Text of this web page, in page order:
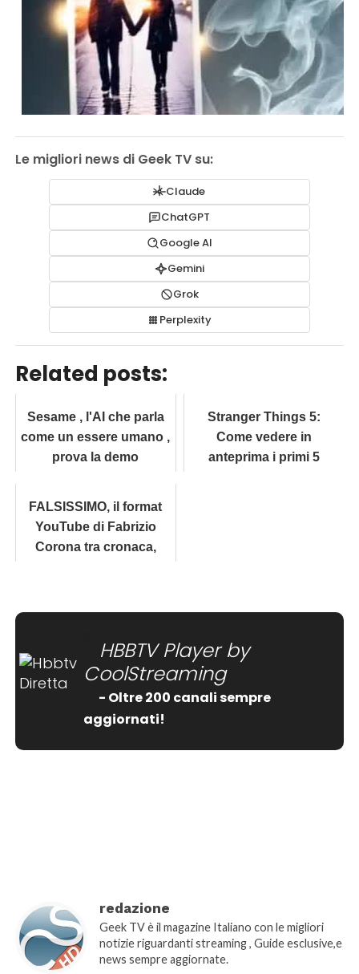
Le migliori news di Geek TV su:
Claude
ChatGPT
Google AI
Gemini
Grok
Perplexity
Related posts:
Sesame , l'AI che parla
come un essere umano ,
prova la demo
Stranger Things 5:
Come vedere in
anteprima i primi 5
FALSISSIMO, il format
YouTube di Fabrizio
Corona tra cronaca,
HBBTV Player by
CoolStreaming
- Oltre 200 canali sempre
aggiornati!
redazione
Geek TV è il magazine Italiano con le migliori
notizie riguardanti streaming , Guide esclusive,e
news sempre aggiornate.